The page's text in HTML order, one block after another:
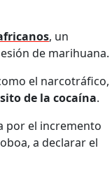
, un
de marihuana.
el narcotráfico,
de la cocaína.
por el incremento
a declarar el